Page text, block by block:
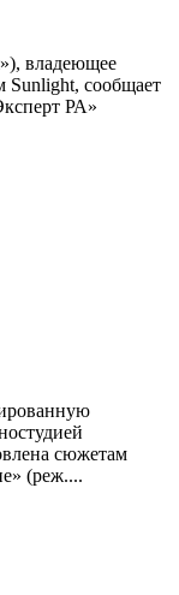
владеющее
Sunlight, сообщает
РА»
сюжетам
(реж....